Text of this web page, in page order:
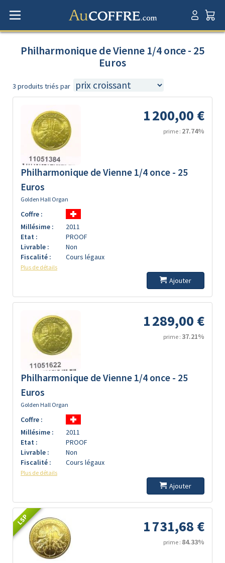
Philharmonique de Vienne 1/4 once - 25
Euros
3 produits triés par
1 200,00 €
prime : 27.74%
Philharmonique de Vienne 1/4 once - 25
Euros
Golden Hall Organ
Coffre :
Millésime :
2011
Etat :
PROOF
Livrable :
Non
Fiscalité :
Cours légaux
Plus de détails
Ajouter
1 289,00 €
prime : 37.21%
Philharmonique de Vienne 1/4 once - 25
Euros
Golden Hall Organ
Coffre :
Millésime :
2011
Etat :
PROOF
Livrable :
Non
Fiscalité :
Cours légaux
Plus de détails
Ajouter
LSP 1 731,68 €
prime : 84.33%